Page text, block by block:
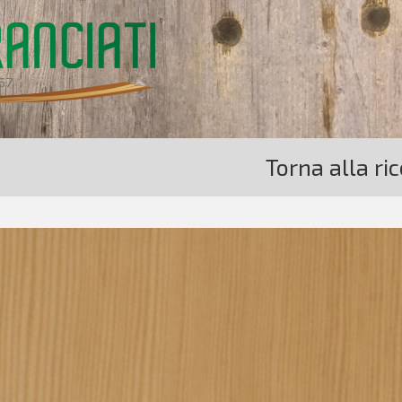
Torna alla